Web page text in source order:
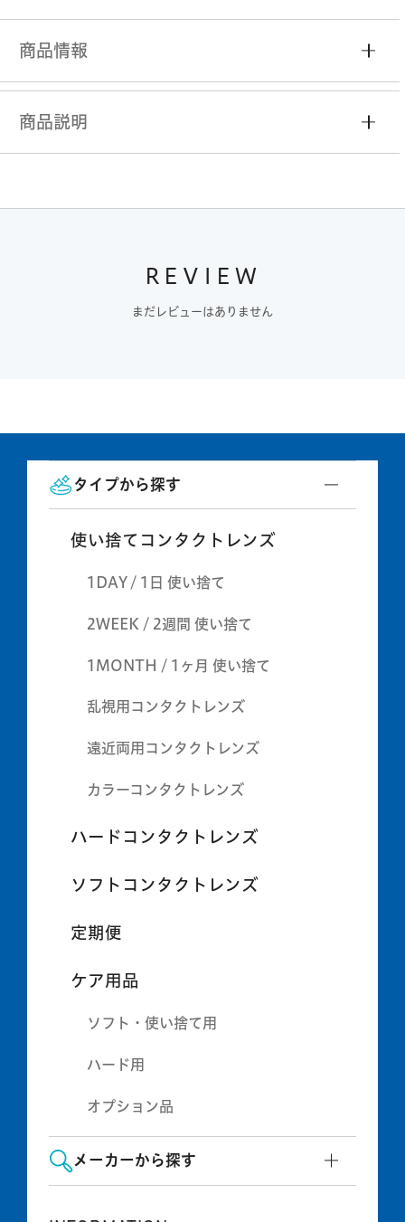
商品情報
商品説明
REVIEW
まだレビューはありません
タイプから探す
使い捨てコンタクトレンズ
1DAY / 1日 使い捨て
2WEEK / 2週間 使い捨て
1MONTH / 1ヶ月 使い捨て
乱視用コンタクトレンズ
遠近両用コンタクトレンズ
カラーコンタクトレンズ
ハードコンタクトレンズ
ソフトコンタクトレンズ
定期便
ケア用品
ソフト・使い捨て用
ハード用
オプション品
メーカーから探す